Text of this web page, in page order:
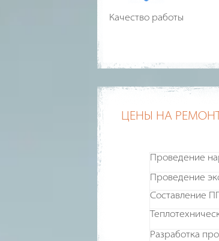
Качество работы
ЦЕНЫ НА
Проведение
Проведение
Составление
Разработка